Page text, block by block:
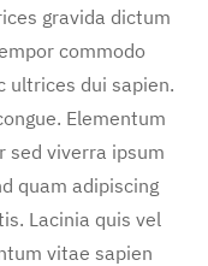
gravida dictum
commodo
ultrices dui sapien.
Elementum
sed viverra ipsum
quam adipiscing
Lacinia quis vel
vitae sapien